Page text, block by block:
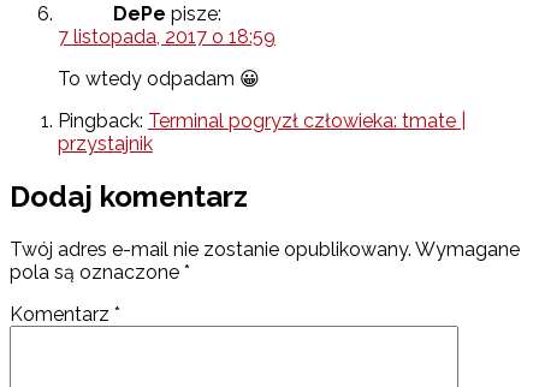
DePe pisze:
7 listopada, 2017 o 18:59
To wtedy odpadam 😀
Pingback: Terminal pogryzł człowieka: tmate |
przystajnik
Dodaj komentarz
Twój adres e-mail nie zostanie opublikowany. Wymagane
pola są oznaczone *
Komentarz *